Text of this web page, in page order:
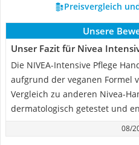
Preisvergleich
Unsere
Unser Fazit für Nivea
Die NIVEA-Intensive Pflege
aufgrund der veganen Formel
Vergleich zu anderen Nivea-
dermatologisch getestet und
08/